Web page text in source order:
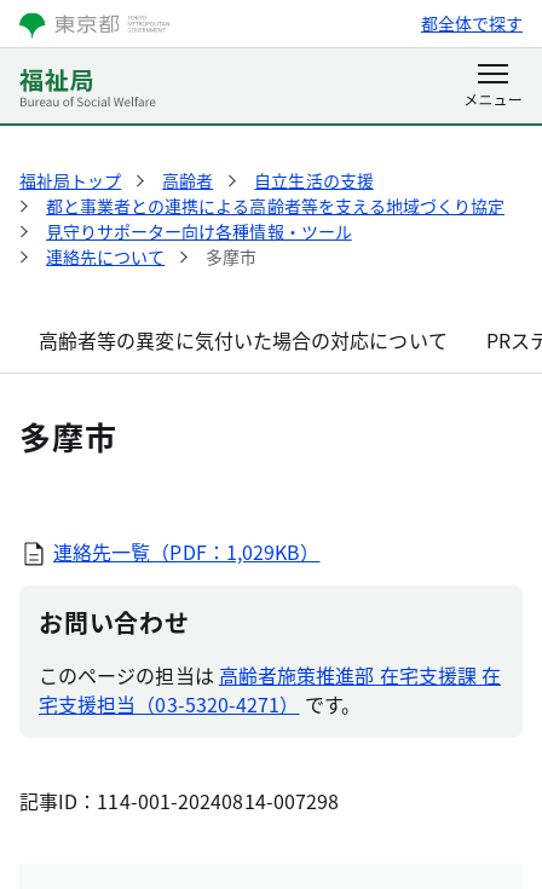
都全体で探す
福祉局トップ 高齢者
自立生活の支援
都と事業者との連携による高齢者等を支える地域づくり協定
見守りサポーター向け各種情報・ツール
連絡先について
多摩市
高齢者等の異変に気付いた場合の対応について PRス
多摩市
連絡先一覧（PDF：1,029KB）
お問い合わせ
このページの担当は 高齢者施策推進部 在宅支援課 在
宅支援担当（03-5320-4271）
です。
記事ID：114-001-20240814-007298